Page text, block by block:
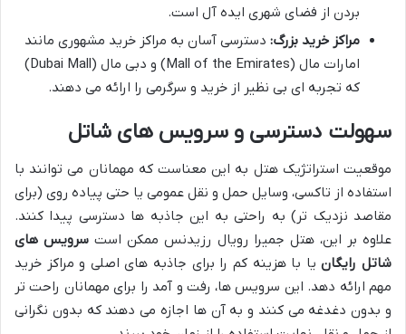
بردن از فضای شهری ایده آل است.
مراکز خرید بزرگ: دسترسی آسان به مراکز خرید مشهوری مانند
امارات مال (Mall of the Emirates) و دبی مال (Dubai Mall)
که تجربه ای بی نظیر از خرید و سرگرمی را ارائه می دهند.
سهولت دسترسی و سرویس های شاتل
موقعیت استراتژیک هتل به این معناست که مهمانان می توانند با
استفاده از تاکسی، وسایل حمل و نقل عمومی یا حتی پیاده روی (برای
مقاصد نزدیک تر) به راحتی به این جاذبه ها دسترسی پیدا کنند.
علاوه بر این، هتل جمیرا رویال رزیدنس ممکن است سرویس های
شاتل رایگانیا با هزینه کم را برای جاذبه های اصلی و مراکز خرید
مهم ارائه دهد. این سرویس ها، رفت و آمد را برای مهمانان راحت تر
و بدون دغدغه می کنند و به آن ها اجازه می دهند که بدون نگرانی